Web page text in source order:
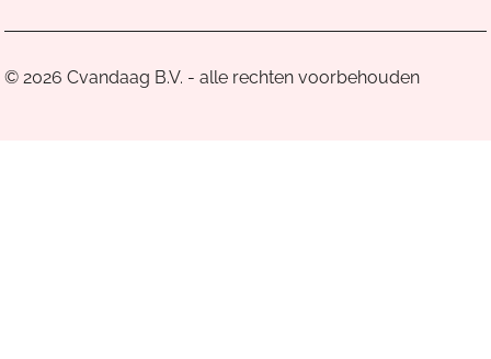
© 2026 Cvandaag B.V. - alle rechten voorbehouden